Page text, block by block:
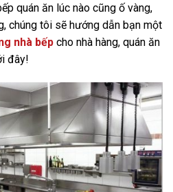
quán ăn lúc nào cũng ố vàng,
chúng tôi sẽ hướng dẫn bạn một
nhà bếp cho nhà hàng, quán ăn
đây!